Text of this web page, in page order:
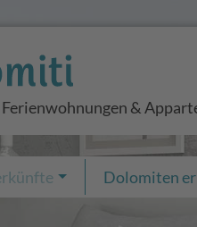
&
Dolomiten